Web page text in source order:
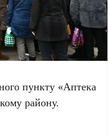
пункту «Аптека
району.